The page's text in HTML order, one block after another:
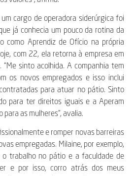
cargo de operadora siderúrgica foi
já conhecia um pouco da rotina da
como Aprendiz de Ofício na própria
com 22, ela retorna à empresa em
sinto acolhida. A companhia tem
os novos empregados e isso inclui
para atuar no pátio. Sinto
para ter direitos iguais e a Aperam
as mulheres”, avalia.
e romper novas barreiras
empregadas. Milaine, por exemplo,
trabalho no pátio e a faculdade de
e por isso, corro atrás dos meus